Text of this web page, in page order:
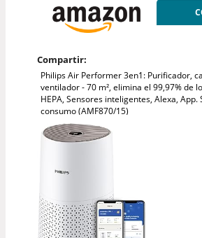
Compartir:
Philips Air Performer 3en1: Purificador,
ventilador - 70 m², elimina el 99,97% de
HEPA, Sensores inteligentes, Alexa, App.
consumo (AMF870/15)